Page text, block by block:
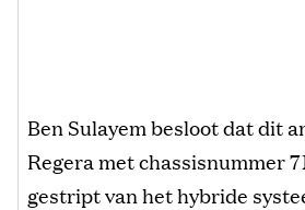
Ben Sulayem besloot dat dit
Regera met chassisnummer
gestript van het hybride